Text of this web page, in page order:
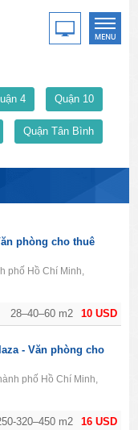
4 Quận 10
Quận Tân Bình
10 USD
28–40–60 m2
phòng cho thuê
phố Hồ Chí Minh,
16 USD
320–450 m2
- Văn phòng cho
phố Hồ Chí Minh,